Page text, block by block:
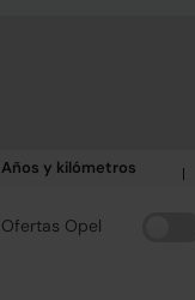
Años y kilómetros
Ofertas Opel